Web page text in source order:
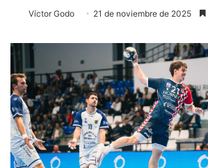
Víctor Godo 21 de noviembre de 2025